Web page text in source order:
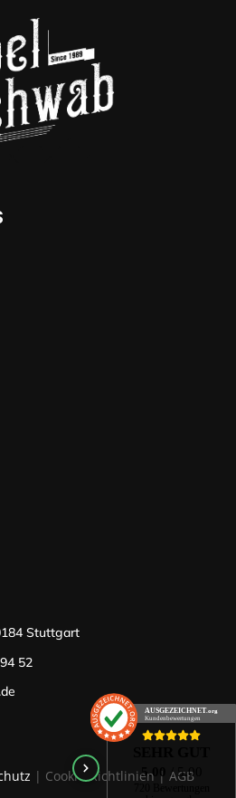
AUSGEZEICHNET.org
Kundenbewertungen
5.00 / 5.00
Stuttgart
52
| Cookie-Richtlinien | AGB